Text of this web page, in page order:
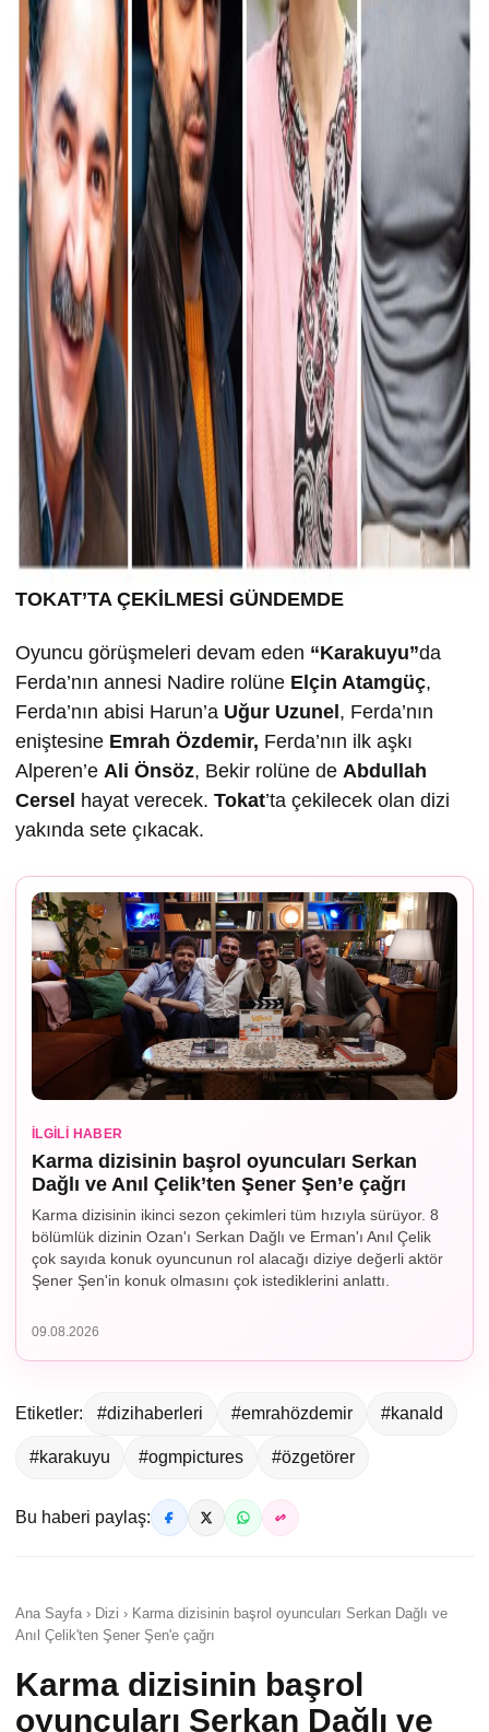
TOKAT’TA ÇEKİLMESİ GÜNDEMDE
Oyuncu görüşmeleri devam eden “Karakuyu”da
Ferda’nın annesi Nadire rolüne Elçin Atamgüç,
Ferda’nın abisi Harun’a Uğur Uzunel , Ferda’nın
eniştesine Emrah Özdemir, Ferda’nın ilk aşkı
Alperen’e Ali Önsöz, Bekir rolüne de Abdullah
Cersel hayat verecek. Tokat’ta çekilecek olan dizi
yakında sete çıkacak.
İLGILI HABER
Karma dizisinin başrol oyuncuları Serkan
Dağlı ve Anıl Çelik’ten Şener Şen’e çağrı
Karma dizisinin ikinci sezon çekimleri tüm hızıyla sürüyor. 8
bölümlük dizinin Ozan'ı Serkan Dağlı ve Erman'ı Anıl Çelik
çok sayıda konuk oyuncunun rol alacağı diziye değerli aktör
Şener Şen'in konuk olmasını çok istediklerini anlattı.
09.08.2026
Etiketler: #dizihaberleri #emrahözdemir #kanald
#karakuyu #ogmpictures #özgetörer
Bu haberi paylaş:
Ana Sayfa › Dizi › Karma dizisinin başrol oyuncuları Serkan Dağlı ve
Anıl Çelik'ten Şener Şen'e çağrı
Karma dizisinin başrol
oyuncuları Serkan Dağlı ve